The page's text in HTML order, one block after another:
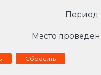
Период
Место
Сбросить